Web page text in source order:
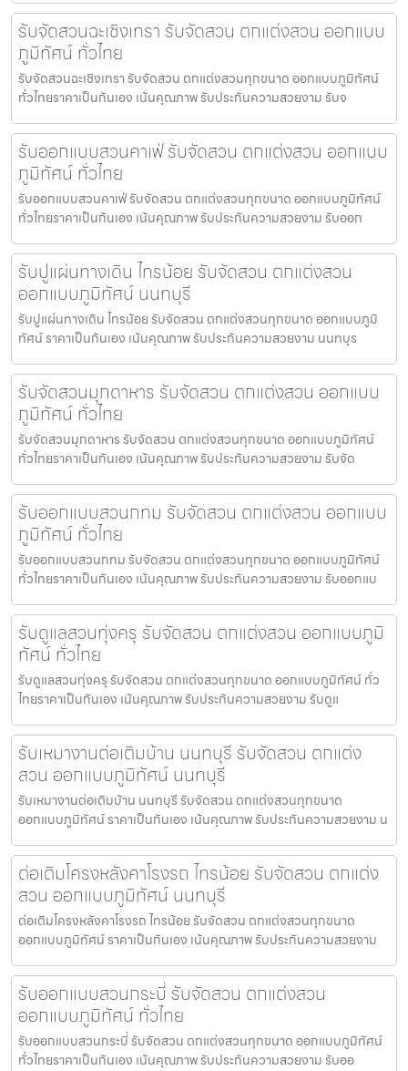
รับจัดสวนฉะเชิงเทรา รับจัดสวน ตกแต่งสวน ออกแบบ
ภูมิทัศน์ ทั่วไทย
รับจัดสวนฉะเชิงเทรา รับจัดสวน ตกแต่งสวนทุกขนาด ออกแบบภูมิทัศน์
ทั่วไทยราคาเป็นกันเอง เน้นคุณภาพ รับประกันความสวยงาม รับจ
รับออกแบบสวนคาเฟ่ รับจัดสวน ตกแต่งสวน ออกแบบ
ภูมิทัศน์ ทั่วไทย
รับออกแบบสวนคาเฟ่ รับจัดสวน ตกแต่งสวนทุกขนาด ออกแบบภูมิทัศน์
ทั่วไทยราคาเป็นกันเอง เน้นคุณภาพ รับประกันความสวยงาม รับออก
รับปูแผ่นทางเดิน ไทรน้อย รับจัดสวน ตกแต่งสวน
ออกแบบภูมิทัศน์ นนทบุรี
รับปูแผ่นทางเดิน ไทรน้อย รับจัดสวน ตกแต่งสวนทุกขนาด ออกแบบภูมิ
ทัศน์ ราคาเป็นกันเอง เน้นคุณภาพ รับประกันความสวยงาม นนทบุร
รับจัดสวนมุกดาหาร รับจัดสวน ตกแต่งสวน ออกแบบ
ภูมิทัศน์ ทั่วไทย
รับจัดสวนมุกดาหาร รับจัดสวน ตกแต่งสวนทุกขนาด ออกแบบภูมิทัศน์
ทั่วไทยราคาเป็นกันเอง เน้นคุณภาพ รับประกันความสวยงาม รับจัด
รับออกแบบสวนกทม รับจัดสวน ตกแต่งสวน ออกแบบ
ภูมิทัศน์ ทั่วไทย
รับออกแบบสวนกทม รับจัดสวน ตกแต่งสวนทุกขนาด ออกแบบภูมิทัศน์
ทั่วไทยราคาเป็นกันเอง เน้นคุณภาพ รับประกันความสวยงาม รับออกแบ
รับดูแลสวนทุ่งครุ รับจัดสวน ตกแต่งสวน ออกแบบภูมิ
ทัศน์ ทั่วไทย
รับดูแลสวนทุ่งครุ รับจัดสวน ตกแต่งสวนทุกขนาด ออกแบบภูมิทัศน์ ทั่ว
ไทยราคาเป็นกันเอง เน้นคุณภาพ รับประกันความสวยงาม รับดูแ
รับเหมางานต่อเติมบ้าน นนทบุรี รับจัดสวน ตกแต่ง
สวน ออกแบบภูมิทัศน์ นนทบุรี
รับเหมางานต่อเติมบ้าน นนทบุรี รับจัดสวน ตกแต่งสวนทุกขนาด
ออกแบบภูมิทัศน์ ราคาเป็นกันเอง เน้นคุณภาพ รับประกันความสวยงาม น
ต่อเติมโครงหลังคาโรงรถ ไทรน้อย รับจัดสวน ตกแต่ง
สวน ออกแบบภูมิทัศน์ นนทบุรี
ต่อเติมโครงหลังคาโรงรถ ไทรน้อย รับจัดสวน ตกแต่งสวนทุกขนาด
ออกแบบภูมิทัศน์ ราคาเป็นกันเอง เน้นคุณภาพ รับประกันความสวยงาม
รับออกแบบสวนกระบี่ รับจัดสวน ตกแต่งสวน
ออกแบบภูมิทัศน์ ทั่วไทย
รับออกแบบสวนกระบี่ รับจัดสวน ตกแต่งสวนทุกขนาด ออกแบบภูมิทัศน์
ทั่วไทยราคาเป็นกันเอง เน้นคุณภาพ รับประกันความสวยงาม รับออ